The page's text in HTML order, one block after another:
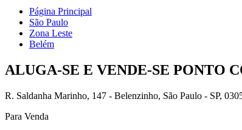
Página Principal
São Paulo
Zona Leste
Belém
ALUGA-SE E VENDE-SE PONTO
R. Saldanha Marinho, 147 - Belenzinho, São Paulo - SP,
Para Venda